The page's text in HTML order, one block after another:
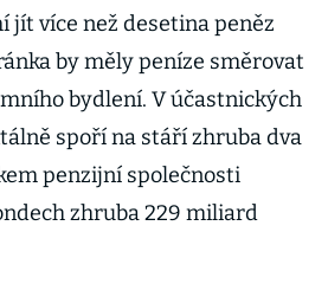
jít více než desetina peněz
by měly peníze směrovat
bydlení. V účastnických
spoří na stáří zhruba dva
penzijní společnosti
zhruba 229 miliard